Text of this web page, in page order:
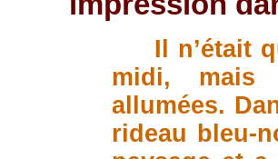
Il n’était
midi, mais
allumées.
rideau bleu-